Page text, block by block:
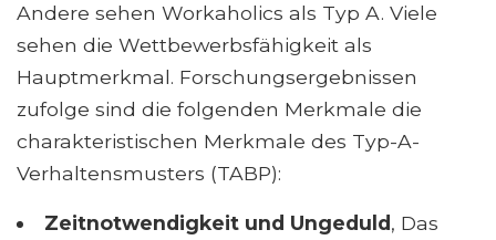
Andere sehen Workaholics als Typ A. Viele
sehen die Wettbewerbsfähigkeit als
Hauptmerkmal. Forschungsergebnissen
zufolge sind die folgenden Merkmale die
charakteristischen Merkmale des Typ-A-
Verhaltensmusters (TABP):
Zeitnotwendigkeit und Ungeduld, Das